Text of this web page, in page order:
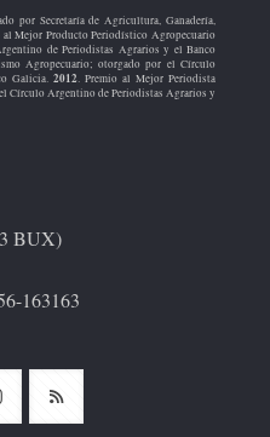
por Secretaría de Agricultura, Ganadería,
al Mejor Producto Periodístico Agropecuario
de Periodistas Agrarios y el Banco
Agropecuario; otorgado por el Círculo
Galicia. 2012. Premio al Mejor Periodista
Círculo Argentino de Periodistas Agrarios y
BUX)
163163